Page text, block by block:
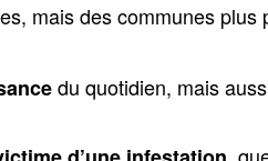
mais des communes plus
du quotidien, mais